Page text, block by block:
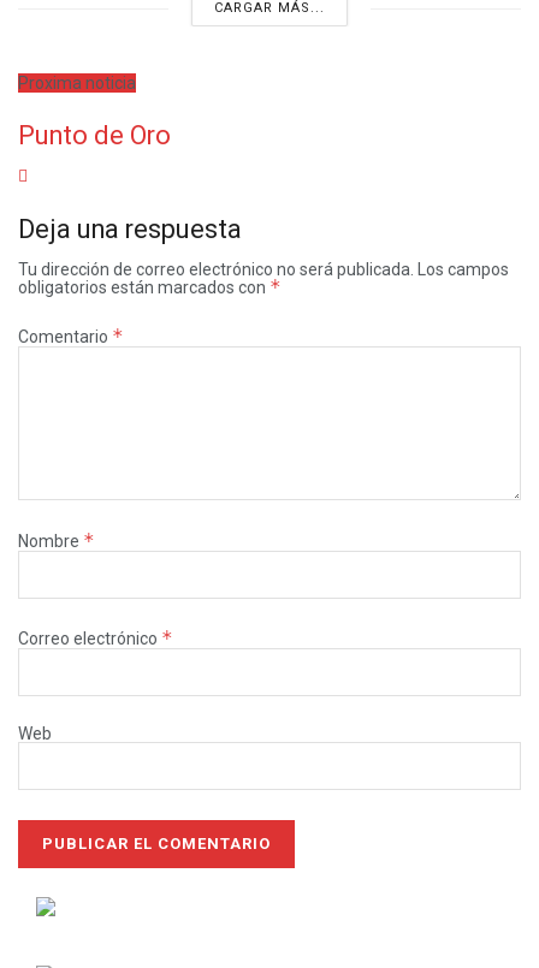
CARGAR MÁS...
Proxima noticia
Punto de Oro
Deja una respuesta
Tu dirección de correo electrónico no será publicada.
Los campos
obligatorios están marcados con *
Comentario *
Nombre *
Correo electrónico *
Web